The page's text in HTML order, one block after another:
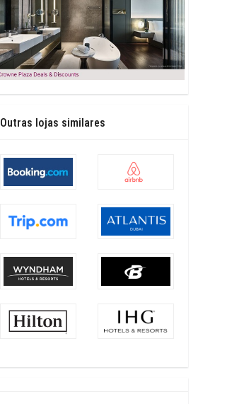
Outras lojas similares